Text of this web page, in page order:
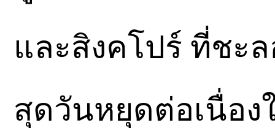
และสิงคโปร์ ที่ชะ
สุดวันหยุดต่อเนื่อ